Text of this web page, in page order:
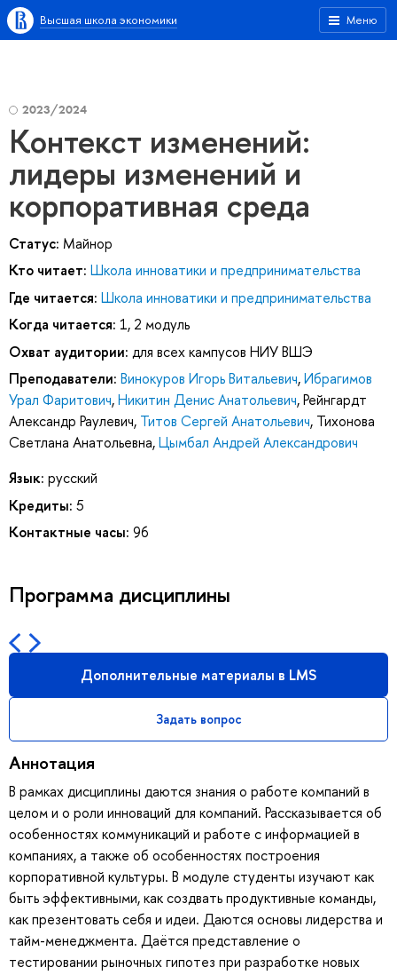
Меню
Высшая школа экономики
2023/2024
Контекст изменений:
лидеры изменений и
корпоративная среда
Статус: Майнор
Кто читает: Школа инноватики и предпринимательства
Где читается: Школа инноватики и предпринимательства
Когда читается: 1, 2 модуль
Охват аудитории: для всех кампусов НИУ ВШЭ
Преподаватели: Винокуров Игорь Витальевич,Ибрагимов
Урал Фаритович,Никитин Денис Анатольевич,Рейнгардт
Александр Раулевич, Титов Сергей Анатольевич, Тихонова
Светлана Анатольевна,Цымбал Андрей Александрович
Язык: русский
Кредиты: 5
Контактные часы: 96
Программа дисциплины
Дополнительные материалы в LMS
Задать вопрос
Аннотация
В рамках дисциплины даются знания о работе компаний в
целом и о роли инноваций для компаний. Рассказывается об
особенностях коммуникаций и работе с информацией в
компаниях, а также об особенностях построения
корпоративной культуры. В модуле студенты изучают как
быть эффективными, как создвать продуктивные команды,
как презентовать себя и идеи. Даются основы лидерства и
тайм-менеджмента. Даётся представление о
тестировании рыночных гипотез при разработке новых